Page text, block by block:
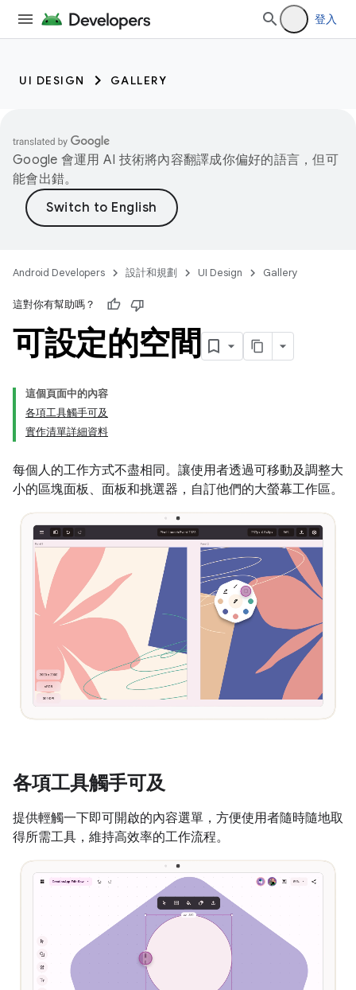
登入
UI DESIGN GALLERY
Google 會運用 AI 技術將內容翻譯成你偏好的語言，但可
能會出錯。
Android Developers 設計和規劃 UI Design Gallery
這對你有幫助嗎？
可設定的空間
這個頁面中的內容
各項工具觸手可及
實作清單詳細資料
每個人的工作方式不盡相同。讓使用者透過可移動及調整大
小的區塊面板、面板和挑選器，自訂他們的大螢幕工作區。
各項工具觸手可及
提供輕觸一下即可開啟的內容選單，方便使用者隨時隨地取
得所需工具，維持高效率的工作流程。